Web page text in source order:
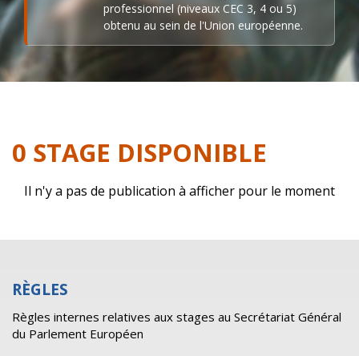
professionnel (niveaux CEC 3, 4 ou 5)
obtenu au sein de l'Union européenne.
0 STAGE DISPONIBLE
Il n'y a pas de publication à afficher pour le moment
RÈGLES
Règles internes relatives aux stages au Secrétariat Général
du Parlement Européen